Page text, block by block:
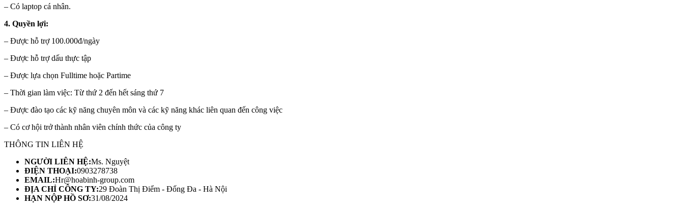
– Có laptop cá nhân.
4. Quyền lợi:
– Được hỗ trợ 100.000đ/ngày
– Được hỗ trợ dấu thực tập
– Được lựa chọn Fulltime hoặc Partime
– Thời gian làm việc: Từ thứ 2 đến hết sáng thứ 7
– Được đào tạo các kỹ năng chuyên môn và các kỹ năng khác liên quan đến công việc
– Có cơ hội trở thành nhân viên chính thức của công ty
THÔNG TIN LIÊN HỆ
NGƯỜI LIÊN HỆ:Ms. Nguyệt
ĐIỆN THOẠI:0903278738
EMAIL:Hr@hoabinh-group.com
ĐỊA CHỈ CÔNG TY:29 Đoàn Thị Điểm - Đống Đa - Hà Nội
HẠN NỘP HỒ SƠ:31/08/2024